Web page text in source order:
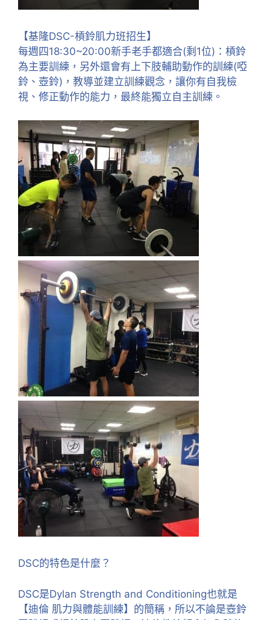
【基隆DSC-槓鈴肌力班招生】
每週四18:30~20:00新手老手都適合(剩1位)：槓鈴
為主要訓練，另外還會有上下肢輔助動作的訓練(啞
鈴、壺鈴)，教導並建立訓練觀念，讓你有自我檢
視、修正動作的能力，最終能獨立自主訓練。
DSC的特色是什麼？
DSC是Dylan Strength and Conditioning也就是
【迪倫 肌力與體能訓練】的簡稱，所以不論是壺鈴